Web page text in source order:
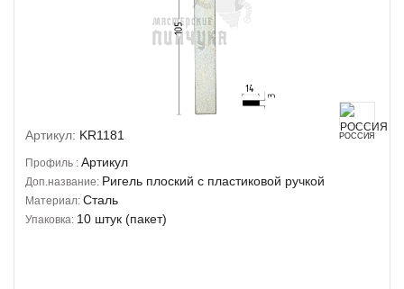
Артикул: KR1181 РОССИЯ
Профиль : Артикул
Доп.название: Ригель плоский с пластиковой ручкой
Материал: Сталь
Упаковка: 10 штук (пакет)